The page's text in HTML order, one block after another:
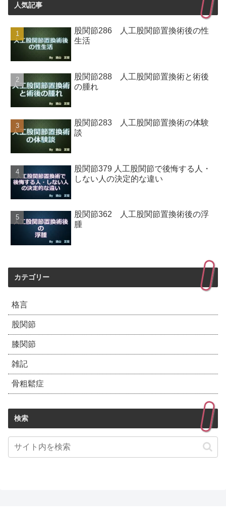
人気記事
股関節286 人工股関節置換術後の性
生活
股関節288 人工股関節置換術と術後
の腫れ
股関節283 人工股関節置換術の体験
談
股関節379 人工股関節で後悔する人・
しない人の決定的な違い
股関節362 人工股関節置換術後の浮
腫
カテゴリー
格言
股関節
膝関節
雑記
骨粗鬆症
検索